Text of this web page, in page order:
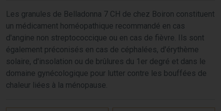
Les granules de Belladonna 7 CH de chez Boiron constituent
un médicament homéopathique recommandé en cas
d'angine non streptococcique ou en cas de fièvre. Ils sont
également préconisés en cas de céphalées, d'érythème
solaire, d'insolation ou de brûlures du 1er degré et dans le
domaine gynécologique pour lutter contre les bouffées de
chaleur liées à la ménopause.